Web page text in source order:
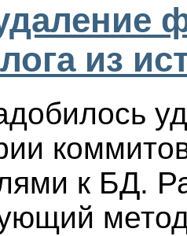
из
к БД.